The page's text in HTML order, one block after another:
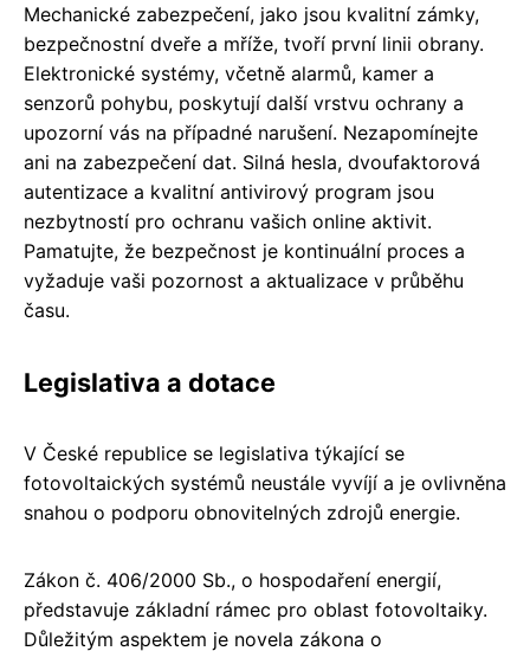
Mechanické zabezpečení, jako jsou kvalitní zámky,
bezpečnostní dveře a mříže, tvoří první linii obrany.
Elektronické systémy, včetně alarmů, kamer a
senzorů pohybu, poskytují další vrstvu ochrany a
upozorní vás na případné narušení. Nezapomínejte
ani na zabezpečení dat. Silná hesla, dvoufaktorová
autentizace a kvalitní antivirový program jsou
nezbytností pro ochranu vašich online aktivit.
Pamatujte, že bezpečnost je kontinuální proces a
vyžaduje vaši pozornost a aktualizace v průběhu
času.
Legislativa a dotace
V České republice se legislativa týkající se
fotovoltaických systémů neustále vyvíjí a je ovlivněna
snahou o podporu obnovitelných zdrojů energie.
Zákon č. 406/2000 Sb., o hospodaření energií,
představuje základní rámec pro oblast fotovoltaiky.
Důležitým aspektem je novela zákona o